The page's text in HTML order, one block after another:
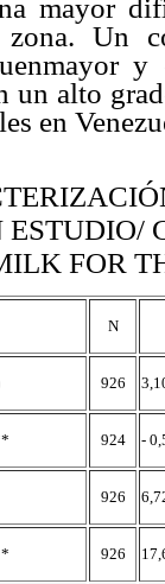
mayor
Un
un alto
en
FOR
N
926
924 -
926
926